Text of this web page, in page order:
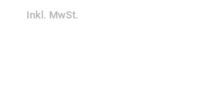
Inkl. MwSt.